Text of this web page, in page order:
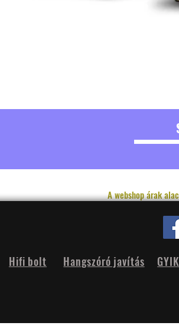
A webshop árak
Hifi bolt Hangszóró javítás GYIK